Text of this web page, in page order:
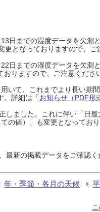
日までの湿度データを欠測
となっておりますので、ご
日までの湿度データを欠測
りますので、ご注意くださ
いて、これまでより長い期
。詳細は「お知らせ（PDF形
しました。これに伴い「日
の値）」も変更となってお
最新の掲載データをご確認く
年・季節・各月の天候